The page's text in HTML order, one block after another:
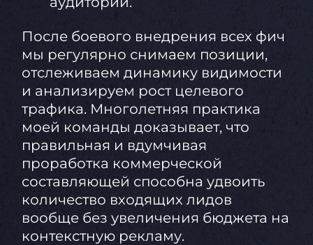
После боевого внедрения всех фич
мы регулярно снимаем позиции,
отслеживаем динамику видимости
и анализируем рост целевого
трафика. Многолетняя практика
моей команды доказывает, что
правильная и вдумчивая
проработка коммерческой
составляющей способна удвоить
количество входящих лидов
вообще без увеличения бюджета на
контекстную рекламу.